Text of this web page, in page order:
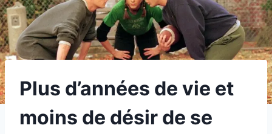
Plus d’années de vie et
moins de désir de se